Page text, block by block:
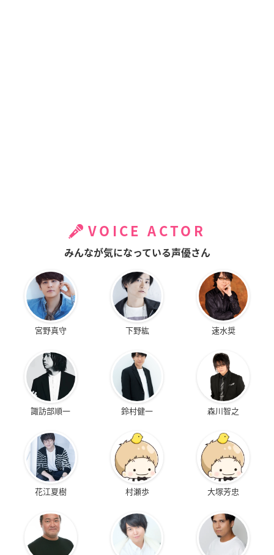
VOICE ACTOR
みんなが気になっている声優さん
宮野真守 下野紘 速水奨
諏訪部順一 鈴村健一 森川智之
花江夏樹 村瀬歩 大塚芳忠